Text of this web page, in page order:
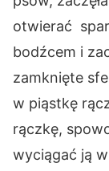
otwierać
bodźcem i
zamknięte
w piąstkę
rączkę,
wyciągać ją